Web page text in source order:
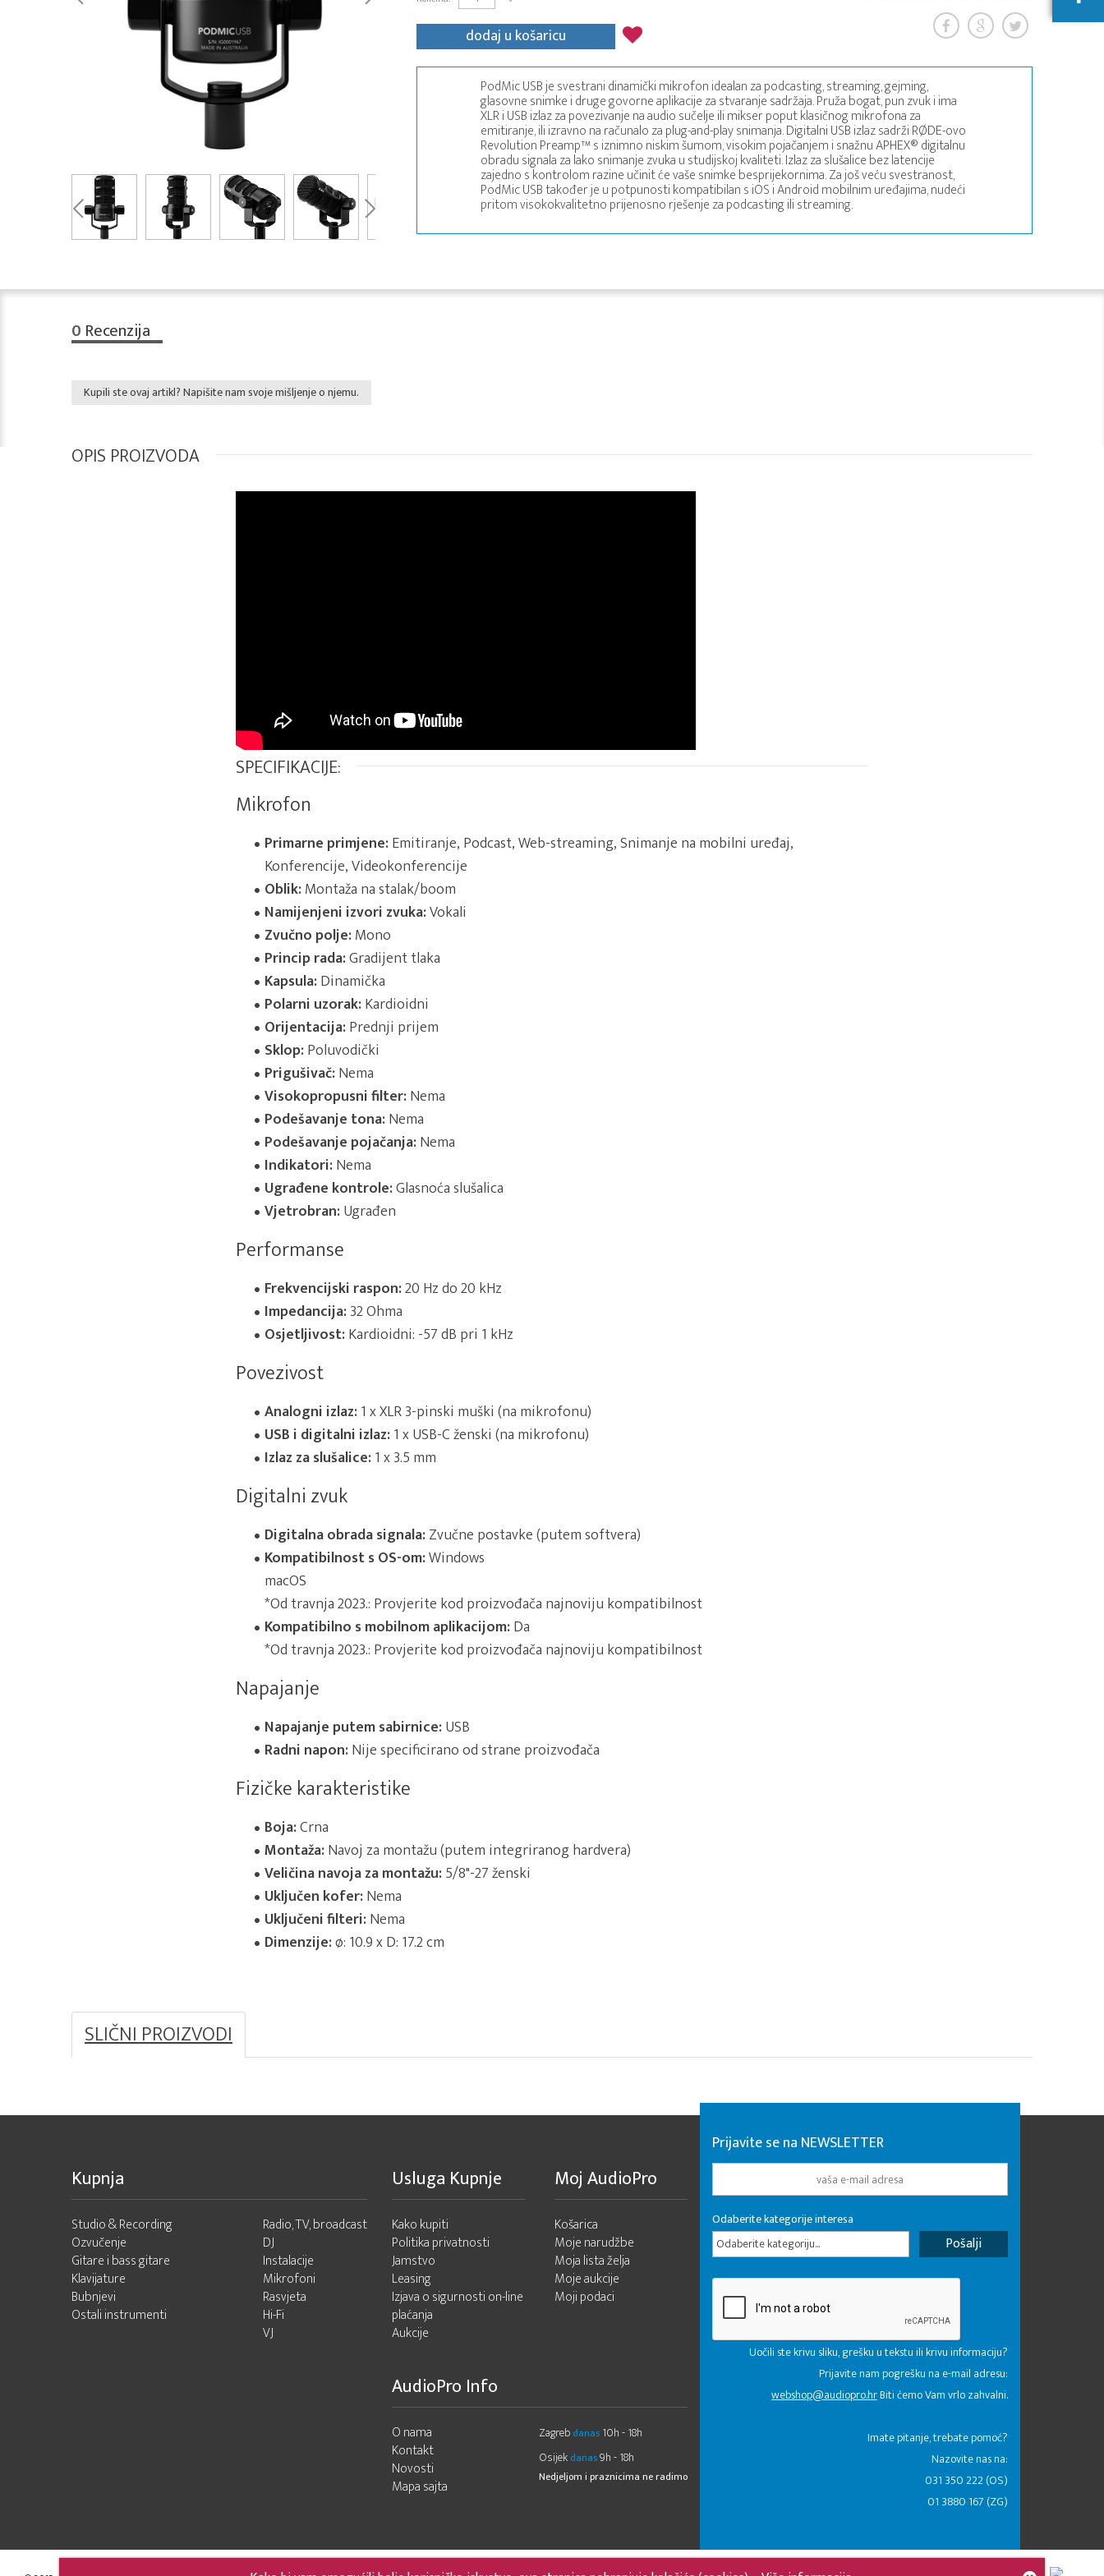
dodaj u košaricu
PodMic USB je svestrani dinamički mikrofon idealan za podcasting, streaming, gejming,
glasovne snimke i druge govorne aplikacije za stvaranje sadržaja. Pruža bogat, pun zvuk i ima
XLR i USB izlaz za povezivanje na audio sučelje ili mikser poput klasičnog mikrofona za
emitiranje, ili izravno na računalo za plug-and-play snimanja. Digitalni USB izlaz sadrži RØDE-ovo
Revolution Preamp™ s iznimno niskim šumom, visokim pojačanjem i snažnu APHEX® digitalnu
obradu signala za lako snimanje zvuka u studijskoj kvaliteti. Izlaz za slušalice bez latencije
zajedno s kontrolom razine učinit će vaše snimke besprijekornima. Za još veću svestranost,
PodMic USB također je u potpunosti kompatibilan s iOS i Android mobilnim uređajima, nudeći
pritom visokokvalitetno prijenosno rješenje za podcasting ili streaming.
0 Recenzija
Kupili ste ovaj artikl? Napišite nam svoje mišljenje o njemu.
OPIS PROIZVODA
SPECIFIKACIJE:
Mikrofon
Primarne primjene:Emitiranje, Podcast, Web-streaming, Snimanje na mobilni uređaj,
Konferencije, Videokonferencije
Oblik:Montaža na stalak/boom
Namijenjeni izvori zvuka:Vokali
Zvučno polje:Mono
Princip rada:Gradijent tlaka
Kapsula:Dinamička
Polarni uzorak:Kardioidni
Orijentacija:Prednji prijem
Sklop:Poluvodički
Prigušivač:Nema
Visokopropusni filter:Nema
Podešavanje tona:Nema
Podešavanje pojačanja:Nema
Indikatori:Nema
Ugrađene kontrole:Glasnoća slušalica
Vjetrobran:Ugrađen
Performanse
Frekvencijski raspon:20 Hz do 20 kHz
Impedancija:32 Ohma
Osjetljivost:Kardioidni: -57 dB pri 1 kHz
Povezivost
Analogni izlaz:1 x XLR 3-pinski muški (na mikrofonu)
USB i digitalni izlaz:1 x USB-C ženski (na mikrofonu)
Izlaz za slušalice:1 x 3.5 mm
Digitalni zvuk
Digitalna obrada signala:Zvučne postavke (putem softvera)
Kompatibilnost s OS-om:Windows
macOS
*Od travnja 2023.: Provjerite kod proizvođača najnoviju kompatibilnost
Kompatibilno s mobilnom aplikacijom:Da
*Od travnja 2023.: Provjerite kod proizvođača najnoviju kompatibilnost
Napajanje
Napajanje putem sabirnice:USB
Radni napon:Nije specificirano od strane proizvođača
Fizičke karakteristike
Boja:Crna
Montaža:Navoj za montažu (putem integriranog hardvera)
Veličina navoja za montažu:5/8"-27 ženski
Uključen kofer:Nema
Uključeni filteri:Nema
Dimenzije:ø: 10.9 x D: 17.2 cm
SLIČNI PROIZVODI
Kupnja
Studio & Recording
Ozvučenje
Gitare i bass gitare
Klavijature
Bubnjevi
Ostali instrumenti
Radio, TV, broadcast
DJ
Instalacije
Mikrofoni
Rasvjeta
Hi-Fi
VJ
Usluga Kupnje
Kako kupiti
Politika privatnosti
Jamstvo
Leasing
Izjava o sigurnosti on-line
plaćanja
Aukcije
Moj AudioPro
Košarica
Moje narudžbe
Moja lista želja
Moje aukcije
Moji podaci
AudioPro Info
O nama
Kontakt
Novosti
Mapa sajta
Zagreb danas 10h - 18h
Osijek danas9h - 18h
Nedjeljom i praznicima ne radimo
Prijavite se na NEWSLETTER
Odaberite kategorije interesa
Odaberite kategoriju...
Uočili ste krivu sliku, grešku u tekstu ili krivu informaciju?
Prijavite nam pogrešku na e-mail adresu:
webshop@audiopro.hrBiti ćemo Vam vrlo zahvalni.
​Imate pitanje, trebate pomoć?
Nazovite nas na:
031 350 222 (OS)
01 3880 167 (ZG)